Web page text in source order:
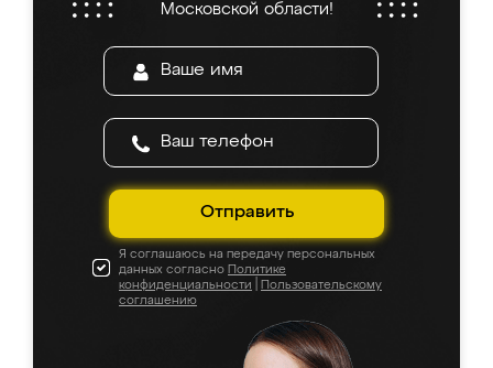
Московской области!
Отправить
Я соглашаюсь на передачу персональных
данных согласно Политике
конфиденциальности
Пользовательскому
соглашению